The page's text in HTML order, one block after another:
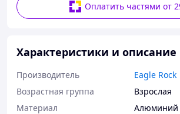
Оплатить частями от
Характеристики и описание
Производитель
Eagle Rock
Возрастная группа
Взрослая
Материал
Алюминий